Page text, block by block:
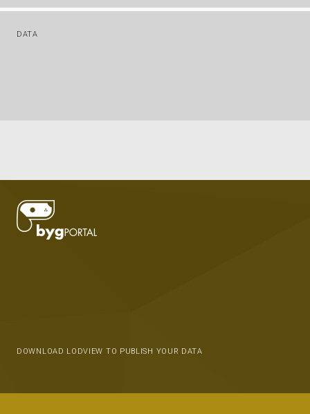
DATA
DOWNLOAD LODVIEW TO PUBLISH YOUR DATA